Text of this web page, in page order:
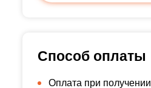
Способ оплаты
Оплата при получении